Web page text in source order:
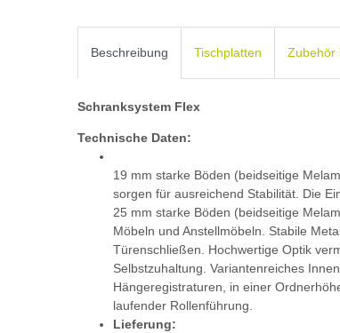
Beschreibung Tischplatten Zubehör
Schranksystem Flex
Technische Daten:
19 mm starke Böden (beidseitige
sorgen für ausreichend Stabilität. Die
25 mm starke Böden (beidseitige
Möbeln und Anstellmöbeln. Stabile
Türenschließen. Hochwertige Optik
Selbstzuhaltung. Variantenreiches
Hängeregistraturen, in einer
laufender Rollenführung.
Lieferung: